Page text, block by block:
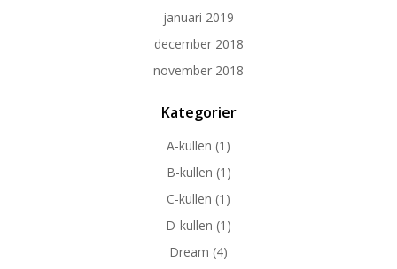
januari 2019
december 2018
november 2018
Kategorier
A-kullen (1)
B-kullen (1)
C-kullen (1)
D-kullen (1)
Dream (4)